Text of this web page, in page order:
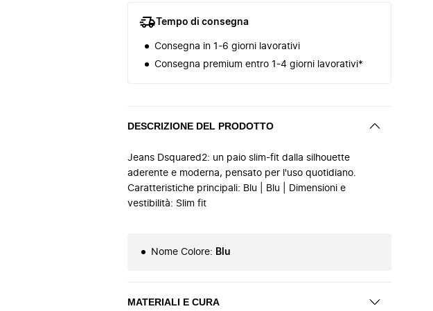
Tempo di consegna
Consegna in 1-6 giorni lavorativi
Consegna premium entro 1-4 giorni lavorativi*
DESCRIZIONE DEL PRODOTTO
Jeans Dsquared2: un paio slim-fit dalla silhouette
aderente e moderna, pensato per l'uso quotidiano.
Caratteristiche principali: Blu | Blu | Dimensioni e
vestibilità: Slim fit
Nome Colore: Blu
MATERIALI E CURA